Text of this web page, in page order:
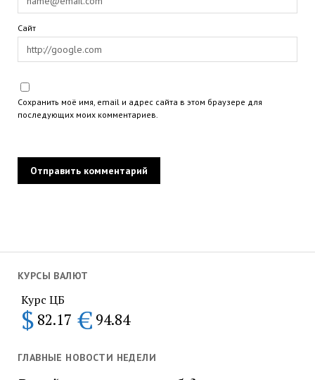
КУРСЫ ВАЛЮТ
Курс ЦБ
$ 82.17 € 94.84
ГЛАВНЫЕ НОВОСТИ НЕДЕЛИ
Сайт
Сохранить моё имя, email и адрес сайта в этом браузере для
последующих моих комментариев.